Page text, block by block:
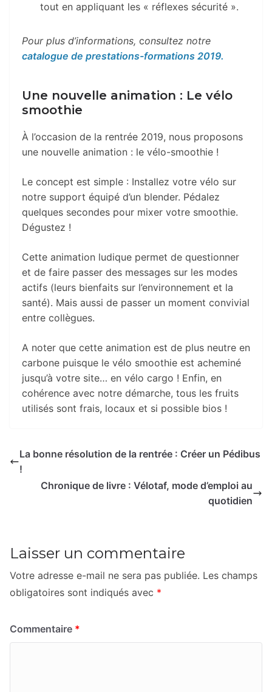
tout en appliquant les « réflexes sécurité ».
Pour plus d’informations, consultez notre
catalogue de prestations-formations 2019.
Une nouvelle animation : Le vélo
smoothie
À l’occasion de la rentrée 2019, nous proposons
une nouvelle animation : le vélo-smoothie !
Le concept est simple : Installez votre vélo sur
notre support équipé d’un blender. Pédalez
quelques secondes pour mixer votre smoothie.
Dégustez !
Cette animation ludique permet de questionner
et de faire passer des messages sur les modes
actifs (leurs bienfaits sur l’environnement et la
santé). Mais aussi de passer un moment convivial
entre collègues.
A noter que cette animation est de plus neutre en
carbone puisque le vélo smoothie est acheminé
jusqu’à votre site… en vélo cargo ! Enfin, en
cohérence avec notre démarche, tous les fruits
utilisés sont frais, locaux et si possible bios !
La bonne résolution de la rentrée : Créer un Pédibus
!
Chronique de livre : Vélotaf, mode d’emploi au
quotidien
Laisser un commentaire
Votre adresse e-mail ne sera pas publiée. Les champs
obligatoires sont indiqués avec *
Commentaire *